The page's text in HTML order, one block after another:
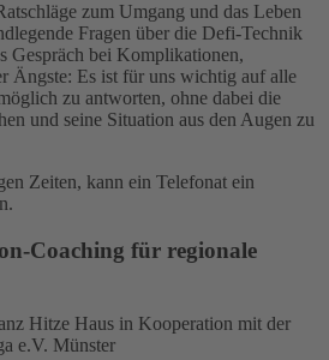
zum Umgang und das Leben
Fragen über die Defi-Technik
Gespräch bei Komplikationen,
Ängste: Es ist für uns wichtig auf alle
zu antworten, ohne dabei die
und seine Situation aus den Augen zu
Zeiten, kann ein Telefonat ein
Coaching für regionale
Hitze Haus in Kooperation mit der
e.V. Münster